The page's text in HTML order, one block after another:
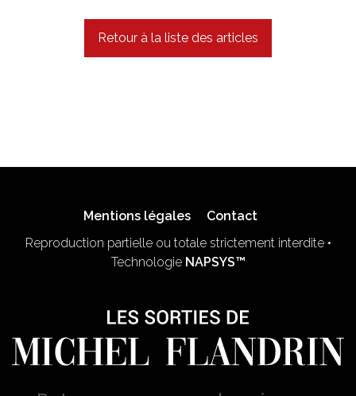
Retour à la liste des articles
Mentions légales
Contact
Reproduction partielle ou totale strictement interdite •
Technologie NAPSYS™